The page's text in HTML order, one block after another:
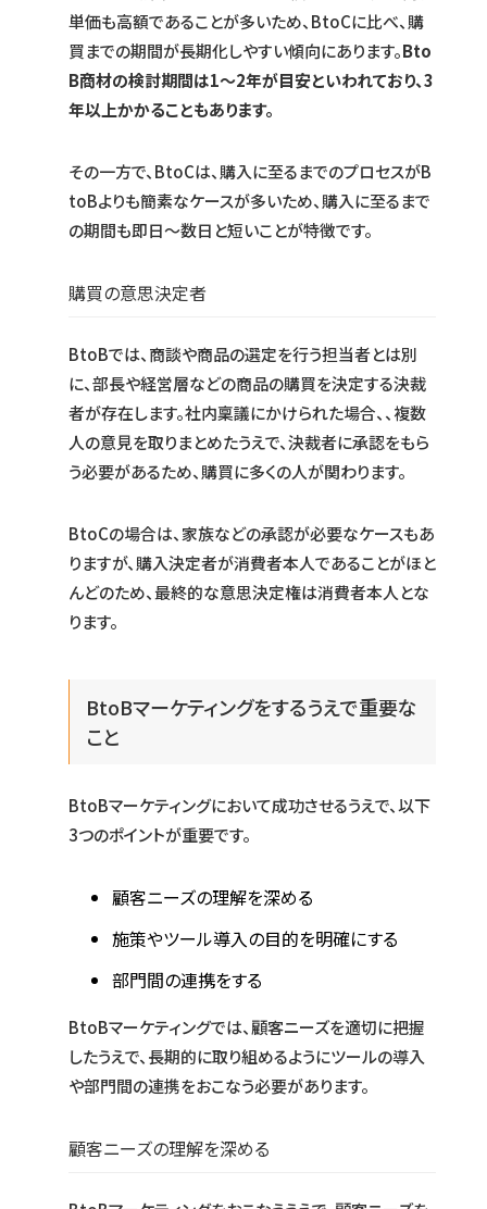
単価も高額であることが多いため、BtoCに比べ、購
買までの期間が長期化しやすい傾向にあります。Bto
B商材の検討期間は1～2年が目安といわれており、3
年以上かかることもあります。
その一方で、BtoCは、購入に至るまでのプロセスがB
toBよりも簡素なケースが多いため、購入に至るまで
の期間も即日〜数日と短いことが特徴です。
購買の意思決定者
BtoBでは、商談や商品の選定を行う担当者とは別
に、部長や経営層などの商品の購買を決定する決裁
者が存在します。社内稟議にかけられた場合、、複数
人の意見を取りまとめたうえで、決裁者に承認をもら
う必要があるため、購買に多くの人が関わります。
BtoCの場合は、家族などの承認が必要なケースもあ
りますが、購入決定者が消費者本人であることがほと
んどのため、最終的な意思決定権は消費者本人とな
ります。
BtoBマーケティングをするうえで重要な
こと
BtoBマーケティングにおいて成功させるうえで、以下
3つのポイントが重要です。
顧客ニーズの理解を深める
施策やツール導入の目的を明確にする
部門間の連携をする
BtoBマーケティングでは、顧客ニーズを適切に把握
したうえで、長期的に取り組めるようにツールの導入
や部門間の連携をおこなう必要があります。
顧客ニーズの理解を深める